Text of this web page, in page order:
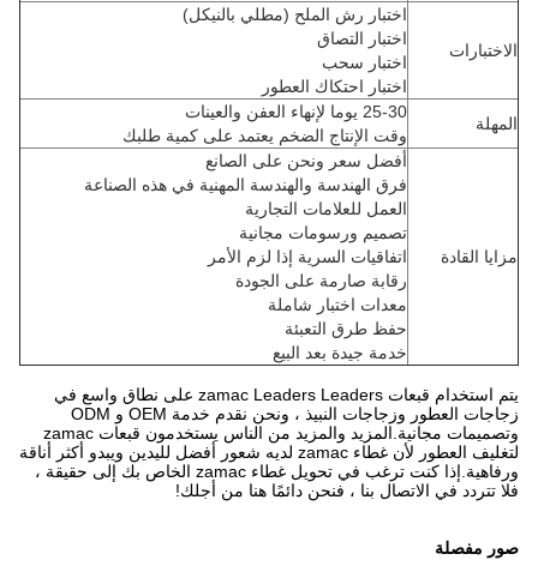
الاختبارات
اختبار رش الملح (مطلي بالنيكل)
اختبار التصاق
اختبار سحب
اختبار احتكاك العطور
المهلة
25-30 يوما لإنهاء العفن والعينات
وقت الإنتاج الضخم يعتمد على كمية طلبك
مزايا القادة
أفضل سعر ونحن على الصانع
فرق الهندسة والهندسة المهنية في هذه الصناعة
العمل للعلامات التجارية
تصميم ورسومات مجانية
اتفاقيات السرية إذا لزم الأمر
رقابة صارمة على الجودة
معدات اختبار شاملة
حفظ طرق التعبئة
خدمة جيدة بعد البيع
يتم استخدام قبعات zamac Leaders Leaders على نطاق واسع في
زجاجات العطور وزجاجات النبيذ ، ونحن نقدم خدمة OEM و ODM
وتصميمات مجانية.المزيد والمزيد من الناس يستخدمون قبعات zamac
لتغليف العطور لأن غطاء zamac لديه شعور أفضل لليدين ويبدو أكثر أناقة
ورفاهية.إذا كنت ترغب في تحويل غطاء zamac الخاص بك إلى حقيقة ،
فلا تتردد في الاتصال بنا ، فنحن دائمًا هنا من أجلك!
صور مفصلة